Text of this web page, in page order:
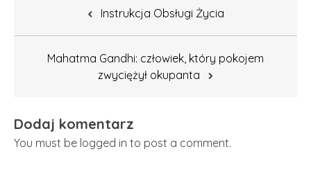
Instrukcja Obsługi Życia
Mahatma Gandhi: człowiek, który pokojem
zwyciężył okupanta
Dodaj komentarz
You must be logged in to post a comment.